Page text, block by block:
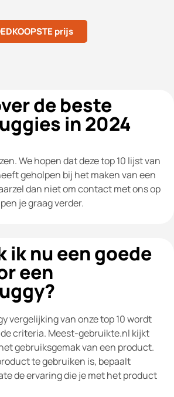
prijs
de beste
in 2024
We hopen dat deze top 10 lijst van
geholpen bij het maken van een
dan niet om contact met ons op
je graag verder.
ik nu een goede
een
vergelijking van onze top 10 wordt
criteria. Meest-gebruikte.nl kijkt
gebruiksgemak van een product.
te gebruiken is, bepaalt
de ervaring die je met het product